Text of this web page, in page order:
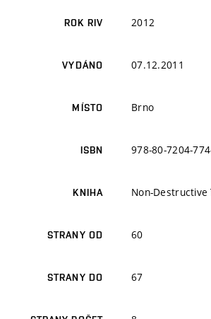
ROK RIV 2012
VYDÁNO 07.12.2011
MÍSTO Brno
ISBN 978-80-7204-
KNIHA Non-Destructive
STRANY OD 60
STRANY DO 67